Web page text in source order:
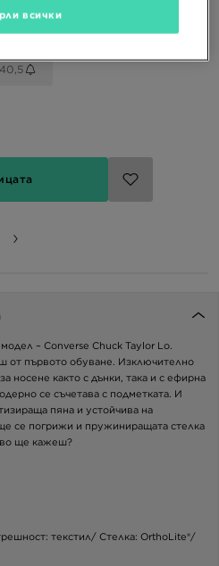
40,5
– Converse Chuck Taylor Lo.
от първото обуване. Изключително
носене както с дънки, така и с ефирна
се съчетава с подметката. И
пяна и устойчива на
се погрижи и пружиниращата стелка
ще кажеш?
текстил/ Стелка: OrthoLite®/
всички